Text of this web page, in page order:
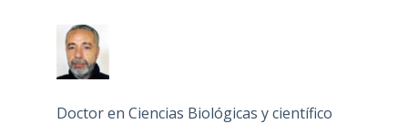
Doctor en Ciencias Biológicas y científico